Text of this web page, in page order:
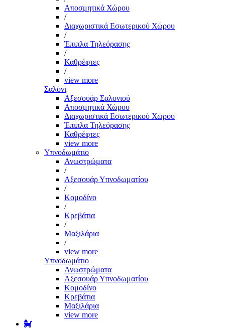
Αποσμητικά Χώρου
/
Διαχωριστικά Εσωτερικού Χώρου
/
Έπιπλα Τηλεόρασης
/
Καθρέφτες
/
view more
Σαλόνι
Αξεσουάρ Σαλονιού
Αποσμητικά Χώρου
Διαχωριστικά Εσωτερικού Χώρου
Έπιπλα Τηλεόρασης
Καθρέφτες
view more
Υπνοδωμάτιο
Ανωστρώματα
/
Αξεσουάρ Υπνοδωματίου
/
Κομοδίνο
/
Κρεβάτια
/
Μαξιλάρια
/
view more
Υπνοδωμάτιο
Ανωστρώματα
Αξεσουάρ Υπνοδωματίου
Κομοδίνο
Κρεβάτια
Μαξιλάρια
view more